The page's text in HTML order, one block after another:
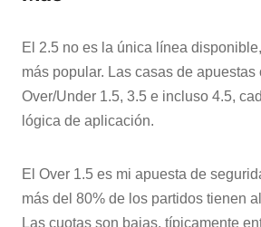
El 2.5 no es la única línea
más popular. Las casas de apuestas
Over/Under 1.5, 3.5 e incluso 4.5,
lógica de aplicación.
El Over 1.5 es mi apuesta de
más del 80% de los partidos tienen
Las cuotas son bajas, típicamente